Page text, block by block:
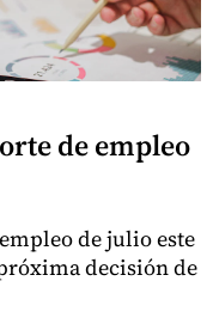
de empleo
de julio este
decisión de